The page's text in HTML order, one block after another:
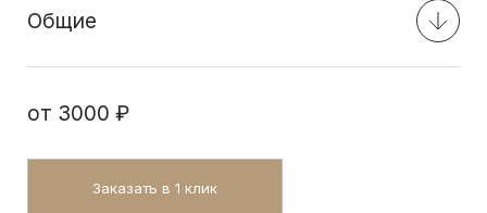
Общие
от 3000 ₽
Заказать в 1 клик